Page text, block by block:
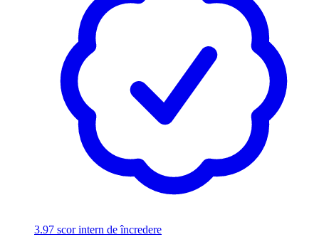
3.97 scor intern de încredere